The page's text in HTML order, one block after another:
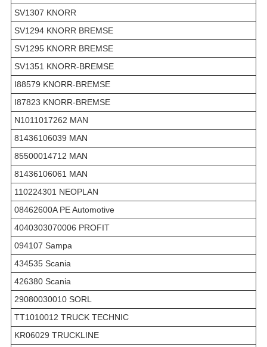
SV1307 KNORR
SV1294 KNORR BREMSE
SV1295 KNORR BREMSE
SV1351 KNORR-BREMSE
I88579 KNORR-BREMSE
I87823 KNORR-BREMSE
N1011017262 MAN
81436106039 MAN
85500014712 MAN
81436106061 MAN
110224301 NEOPLAN
08462600A PE Automotive
4040303070006 PROFIT
094107 Sampa
434535 Scania
426380 Scania
29080030010 SORL
TT1010012 TRUCK TECHNIC
KR06029 TRUCKLINE